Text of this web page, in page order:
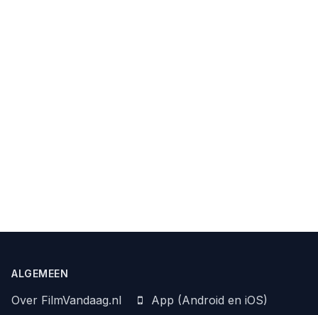
ALGEMEEN
Over FilmVandaag.nl
App (Android en iOS)